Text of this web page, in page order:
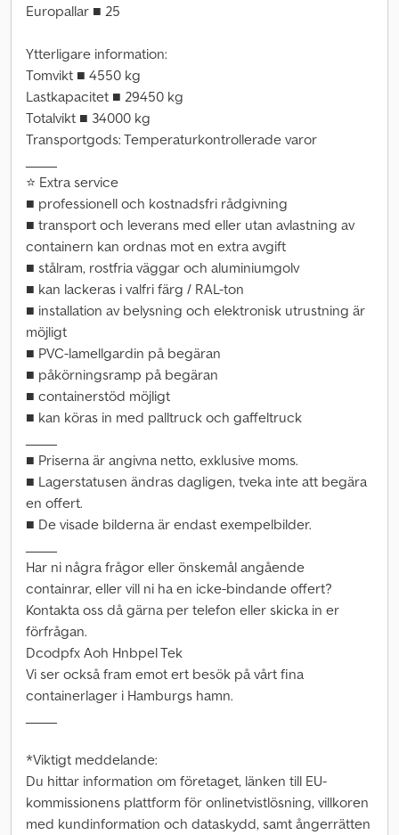
Europallar ■ 25
Ytterligare information:
Tomvikt ■ 4550 kg
Lastkapacitet ■ 29450 kg
Totalvikt ■ 34000 kg
Transportgods: Temperaturkontrollerade varor
⭐ Extra service
■ professionell och kostnadsfri rådgivning
■ transport och leverans med eller utan avlastning av
containern kan ordnas mot en extra avgift
■ stålram, rostfria väggar och aluminiumgolv
■ kan lackeras i valfri färg / RAL-ton
■ installation av belysning och elektronisk utrustning är
möjligt
■ PVC-lamellgardin på begäran
■ påkörningsramp på begäran
■ containerstöd möjligt
■ kan köras in med palltruck och gaffeltruck
■ Priserna är angivna netto, exklusive moms.
■ Lagerstatusen ändras dagligen, tveka inte att begära
en offert.
■ De visade bilderna är endast exempelbilder.
Har ni några frågor eller önskemål angående
containrar, eller vill ni ha en icke-bindande offert?
Kontakta oss då gärna per telefon eller skicka in er
förfrågan.
Dcodpfx Aoh Hnbpel Tek
Vi ser också fram emot ert besök på vårt fina
containerlager i Hamburgs hamn.
*Viktigt meddelande:
Du hittar information om företaget, länken till EU-
kommissionens plattform för onlinetvistlösning, villkoren
med kundinformation och dataskydd, samt ångerrätten